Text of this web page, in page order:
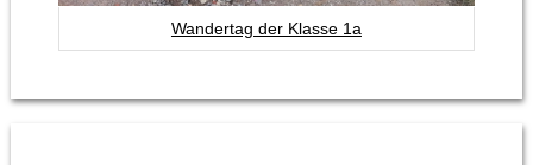
Wandertag der Klasse 1a